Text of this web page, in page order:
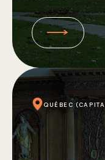
QUÉBEC